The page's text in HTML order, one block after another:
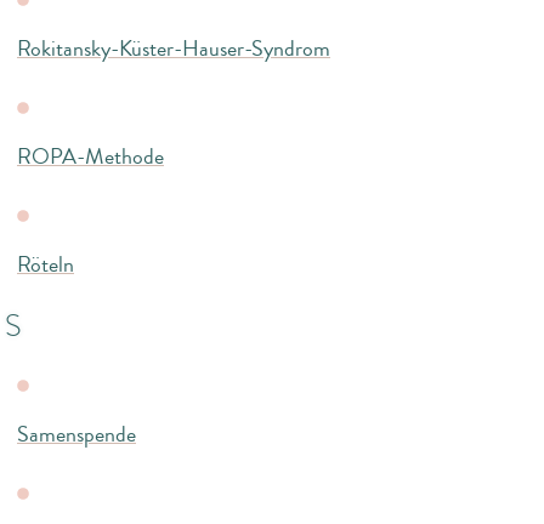
Rokitansky-Küster-Hauser-Syndrom
ROPA-Methode
Röteln
S
Samenspende